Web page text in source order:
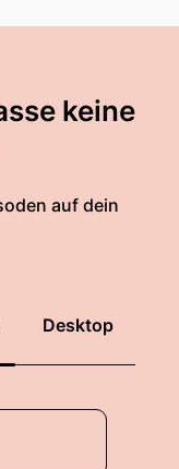
keine
auf dein
Desktop